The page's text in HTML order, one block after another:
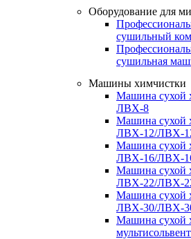
Оборудование для
сушильный
сушильная
Машины химчистки
Машина сухой
ЛВХ-8
Машина сухой
ЛВХ-12/ЛВХ-
Машина сухой
ЛВХ-16/ЛВХ-
Машина сухой
ЛВХ-22/ЛВХ-
Машина сухой
ЛВХ-30/ЛВХ-
Машина сухой